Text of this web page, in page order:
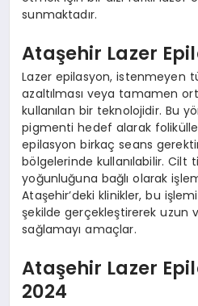
sunmaktadır.
Ataşehir Lazer
Lazer epilasyon, istenmeyen
azaltılması veya tamamen
kullanılan bir teknolojidir. Bu
pigmenti hedef alarak
epilasyon birkaç seans
bölgelerinde kullanılabilir. Cilt
yoğunluğuna bağlı olarak
Ataşehir’deki klinikler, bu
şekilde gerçekleştirerek uzun
sağlamayı amaçlar.
Ataşehir Lazer
2024